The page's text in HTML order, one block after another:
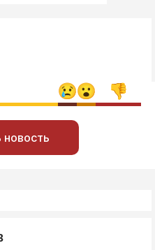
новость